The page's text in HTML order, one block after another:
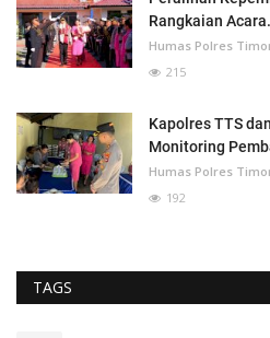
Rangkaian
Humas Polres
215
Kapolres TTS
Monitoring
Humas Polres
192
TAGS